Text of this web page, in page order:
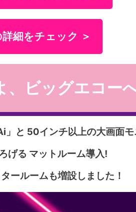
細をチェック ＞
ビッグエコー
」と 50インチ以上の大画面
げる マットルーム導入!
ールームも増設しました！